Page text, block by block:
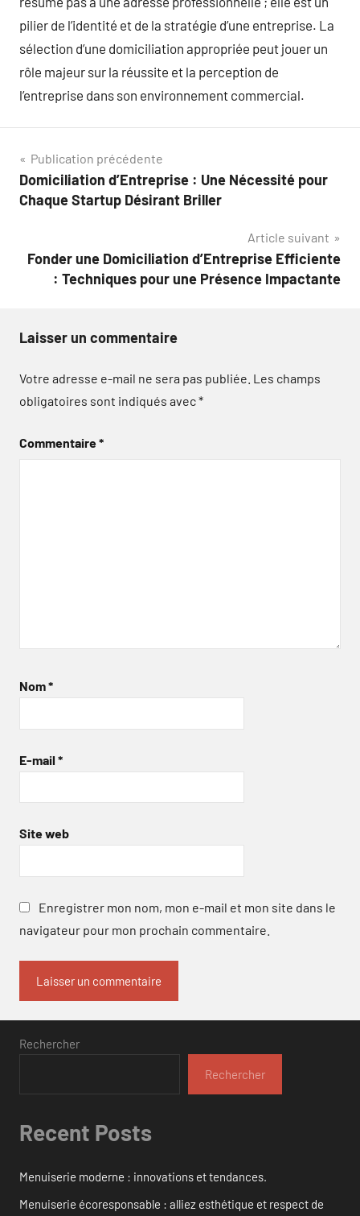
pilier de l’identité et de la stratégie d’une entreprise. La
sélection d’une domiciliation appropriée peut jouer un
rôle majeur sur la réussite et la perception de
l’entreprise dans son environnement commercial.
Navigation
de
Publication précédente
Domiciliation d’Entreprise : Une Nécessité pour
Chaque Startup Désirant Briller
Article suivant
Fonder une Domiciliation d’Entreprise Efficiente
: Techniques pour une Présence Impactante
Laisser un commentaire
Votre adresse e-mail ne sera pas publiée. Les champs
obligatoires sont indiqués avec*
Commentaire*
Nom*
E-mail *
Site web
Enregistrer mon nom, mon e-mail et mon site dans le
navigateur pour mon prochain commentaire.
Rechercher
Rechercher
Recent Posts
Menuiserie moderne : innovations et tendances.
Menuiserie écoresponsable : alliez esthétique et respect de